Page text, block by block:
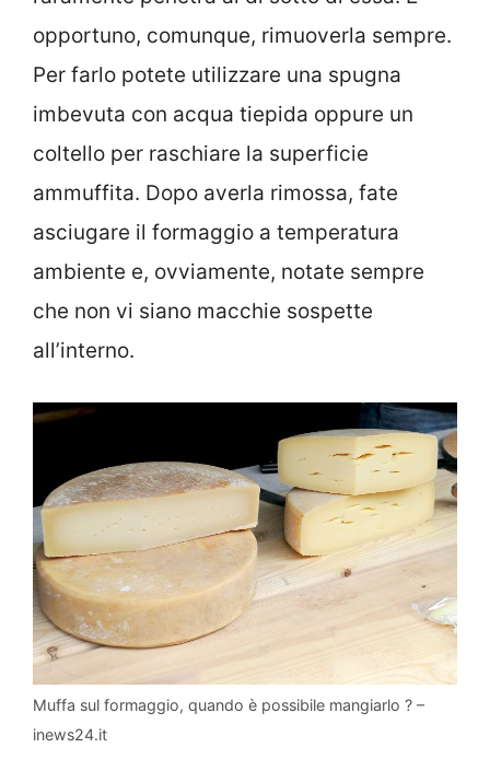
opportuno, comunque, rimuoverla sempre.
Per farlo potete utilizzare una spugna
imbevuta con acqua tiepida oppure un
coltello per raschiare la superficie
ammuffita. Dopo averla rimossa, fate
asciugare il formaggio a temperatura
ambiente e, ovviamente, notate sempre
che non vi siano macchie sospette
all’interno.
Muffa sul formaggio, quando è possibile mangiarlo ? –
inews24.it